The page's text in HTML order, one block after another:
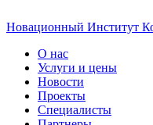
Новационный Институт
О нас
Услуги и цены
Новости
Проекты
Специалисты